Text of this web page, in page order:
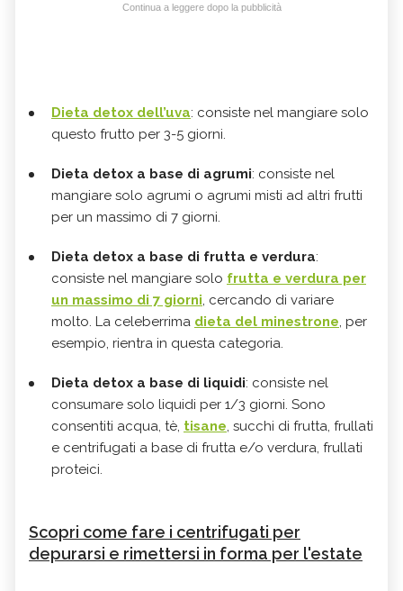
Continua a leggere dopo la pubblicità
Dieta detox dell’uva: consiste nel mangiare solo
questo frutto per 3-5 giorni.
Dieta detox a base di agrumi: consiste nel
mangiare solo agrumi o agrumi misti ad altri frutti
per un massimo di 7 giorni.
Dieta detox a base di frutta e verdura:
consiste nel mangiare solo frutta e verdura per
un massimo di 7 giorni, cercando di variare
molto. La celeberrima dieta del minestrone, per
esempio, rientra in questa categoria.
Dieta detox a base di liquidi: consiste nel
consumare solo liquidi per 1/3 giorni. Sono
consentiti acqua, tè, tisane, succhi di frutta, frullati
e centrifugati a base di frutta e/o verdura, frullati
proteici.
Scopri come fare i centrifugati per
depurarsi e rimettersi in forma per l'estate